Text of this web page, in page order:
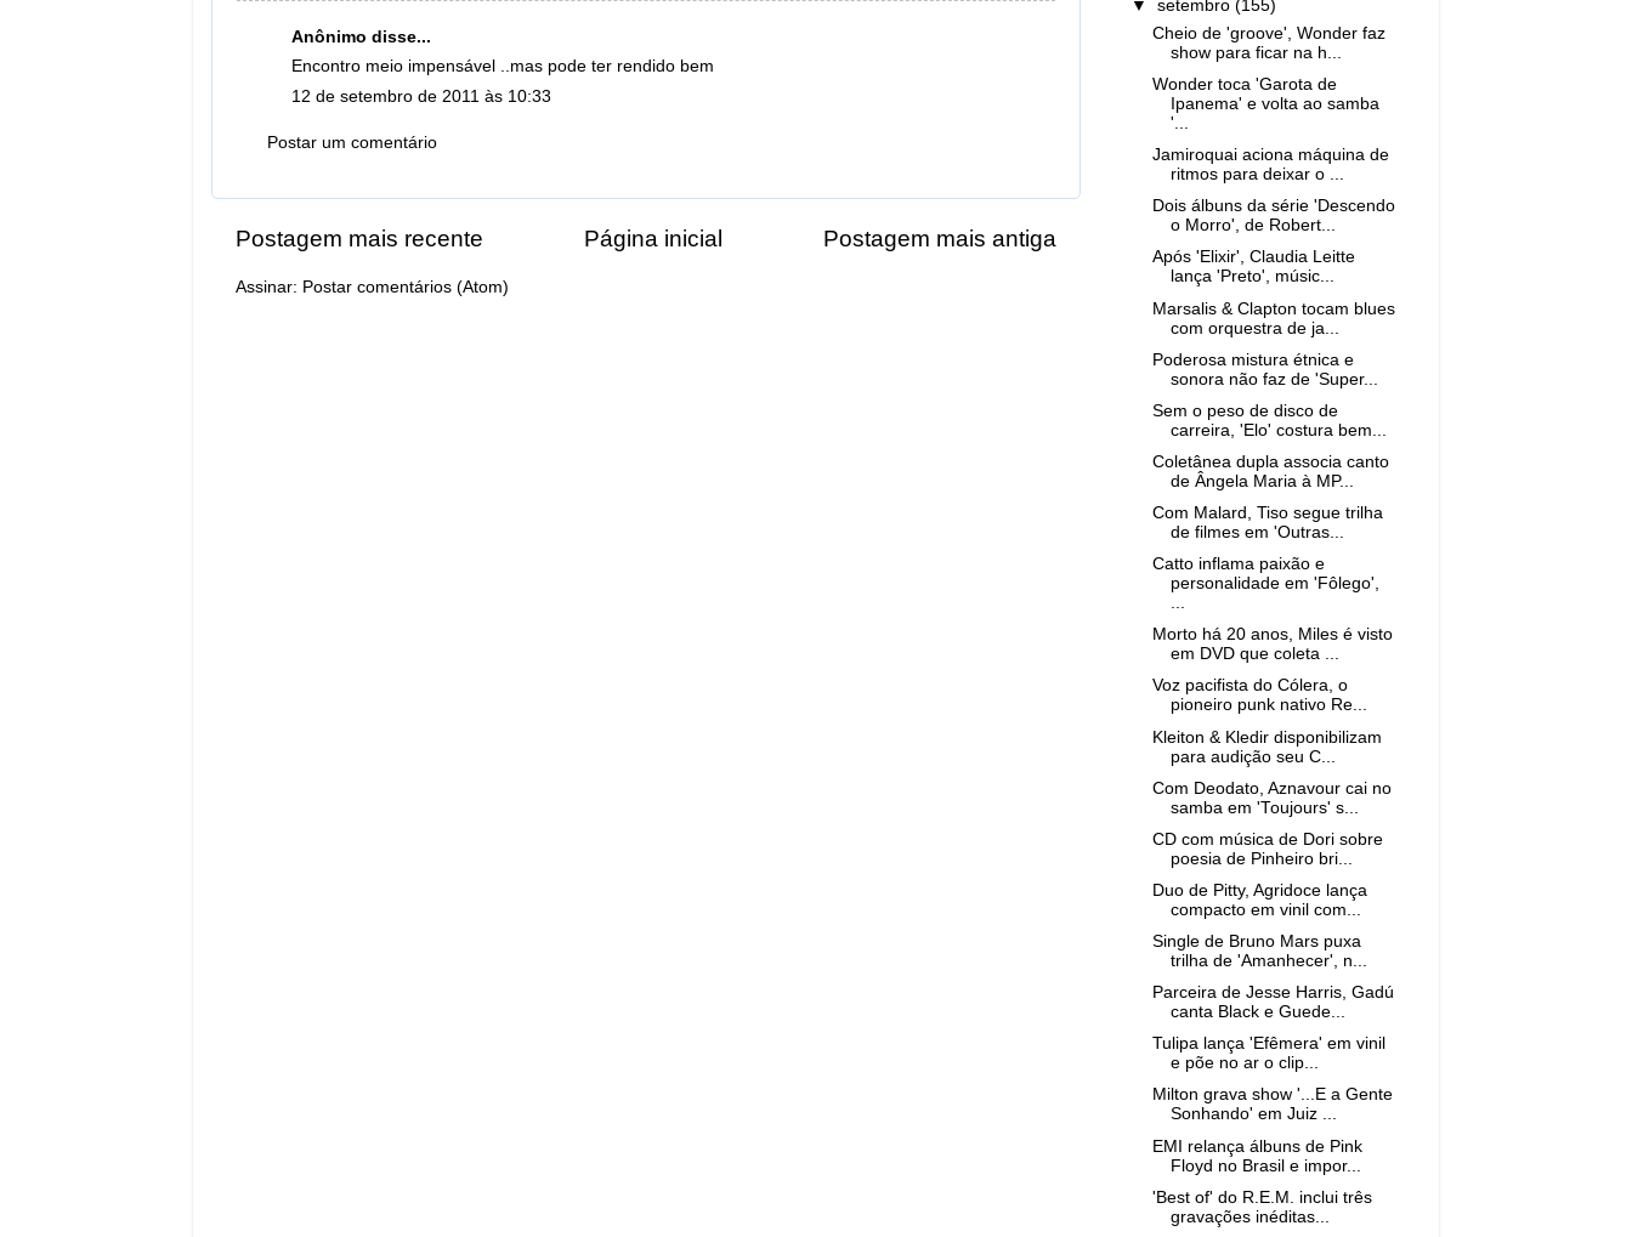
Anônimo disse...
Encontro meio impensável ..mas pode ter rendido bem
12 de setembro de 2011 às 10:33
Postar um comentário
Postagem mais recente Postagem mais antiga
Página inicial
Assinar: Postar comentários (Atom)
▼setembro(155)
Cheio de 'groove', Wonder faz
show para ficar na h...
Wonder toca 'Garota de
Ipanema' e volta ao samba
'...
Jamiroquai aciona máquina de
ritmos para deixar o ...
Dois álbuns da série 'Descendo
o Morro', de Robert...
Após 'Elixir', Claudia Leitte
lança 'Preto', músic...
Marsalis & Clapton tocam blues
com orquestra de ja...
Poderosa mistura étnica e
sonora não faz de 'Super...
Sem o peso de disco de
carreira, 'Elo' costura bem...
Coletânea dupla associa canto
de Ângela Maria à MP...
Com Malard, Tiso segue trilha
de filmes em 'Outras...
Catto inflama paixão e
personalidade em 'Fôlego',
...
Morto há 20 anos, Miles é visto
em DVD que coleta ...
Voz pacifista do Cólera, o
pioneiro punk nativo Re...
Kleiton & Kledir disponibilizam
para audição seu C...
Com Deodato, Aznavour cai no
samba em 'Toujours' s...
CD com música de Dori sobre
poesia de Pinheiro bri...
Duo de Pitty, Agridoce lança
compacto em vinil com...
Single de Bruno Mars puxa
trilha de 'Amanhecer', n...
Parceira de Jesse Harris, Gadú
canta Black e Guede...
Tulipa lança 'Efêmera' em vinil
e põe no ar o clip...
Milton grava show '...E a Gente
Sonhando' em Juiz ...
EMI relança álbuns de Pink
Floyd no Brasil e impor...
'Best of' do R.E.M. inclui três
gravações inéditas...